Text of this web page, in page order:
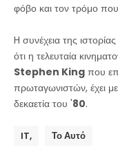
φόβο και τον τρόμο
H συνέχεια της
ότι η τελευταία
Stephen King που
πρωταγωνιστών, έχει
δεκαετία του '80.
IT, Το Αυτό